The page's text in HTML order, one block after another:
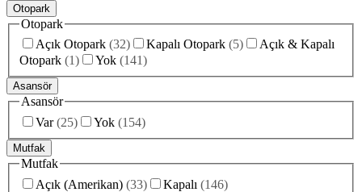
Otopark
Otopark
Açık Otopark (32) Kapalı Otopark (5)
Açık & Kapalı
Otopark (1) Yok (141)
Asansör
Asansör
Var (25) Yok (154)
Mutfak
Mutfak
Açık (Amerikan) (33) Kapalı (146)